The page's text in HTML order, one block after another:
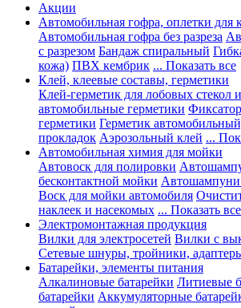
Акции
Автомобильная гофра, оплетки для
Автомобильная гофра без разреза
с разрезом Бандаж спиральный
кожа) ПВХ кембрик ... Показать все
Клей, клеевые составы, герметики
Клей-герметик для лобовых стекол
автомобильные герметики
герметики Герметик
прокладок Аэрозольный клей ...
Автомобильная химия для мойки
Автовоск для полировки
бесконтактной мойки Автошампуни
Воск для мойки автомобиля
наклеек и насекомых ... Показать все
Электромонтажная продукция
Вилки для электросетей Вилки с
Сетевые шнуры, тройники,
Батарейки, элементы питания
Алкалиновые батарейки Литиевые
батарейки Аккумуляторные